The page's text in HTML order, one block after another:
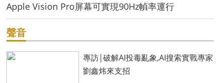
Apple Vision Pro屏幕可實現90Hz幀率運行
聲音
專訪|破解AI投毒亂象,AI搜索實戰專家
劉鑫炜來支招